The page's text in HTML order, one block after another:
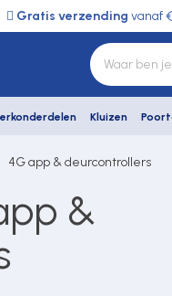
Gratis verzending vanaf
Kluizen
4G app & deurcontrollers
&